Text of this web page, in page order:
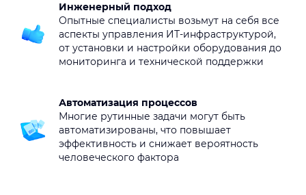
Инженерный подход
Опытные специалисты возьмут на себя все
аспекты управления ИТ-инфраструктурой,
от установки и настройки оборудования до
мониторинга и технической поддержки
Автоматизация процессов
Многие рутинные задачи могут быть
автоматизированы, что повышает
эффективность и снижает вероятность
человеческого фактора